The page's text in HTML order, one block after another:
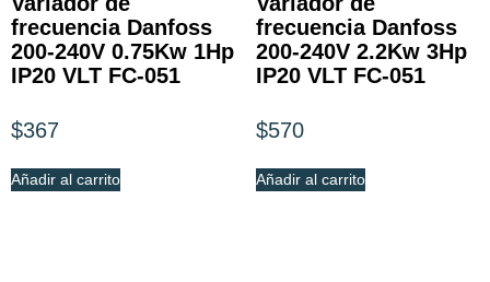
frecuencia Danfoss
200-240V 0.75Kw 1Hp
IP20 VLT FC-051
$367
Añadir al carrito
frecuencia Danfoss
200-240V 2.2Kw 3Hp
IP20 VLT FC-051
$570
Añadir al carrito